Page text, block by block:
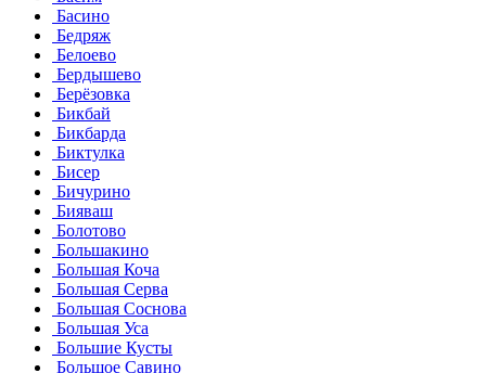
Басино
Бедряж
Белоево
Бердышево
Берёзовка
Бикбай
Бикбарда
Биктулка
Бисер
Бичурино
Бияваш
Болотово
Большакино
Большая Коча
Большая Серва
Большая Соснова
Большая Уса
Большие Кусты
Большое Савино